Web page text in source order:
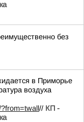
без
в Приморье
воздуха
// КП -